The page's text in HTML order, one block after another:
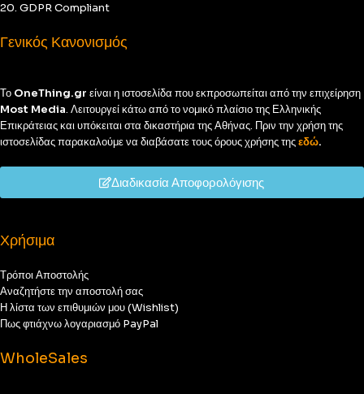
20. GDPR Compliant
Γενικός Κανονισμός
Το OneThing.gr είναι η ιστοσελίδα που εκπροσωπείται από την επιχείρηση
Most Media. Λειτουργεί κάτω από το νομικό πλαίσιο της Ελληνικής
Επικράτειας και υπόκειται στα δικαστήρια της Αθήνας. Πριν την χρήση της
ιστοσελίδας παρακαλούμε να διαβάσατε τους όρους χρήσης τηςεδώ.
Διαδικασία Αποφορολόγισης
Χρήσιμα
Τρόποι Αποστολής
Αναζητήστε την αποστολή σας
Η λίστα των επιθυμιών μου (Wishlist)
Πως φτιάχνω λογαριασμό PayPal
WholeSales